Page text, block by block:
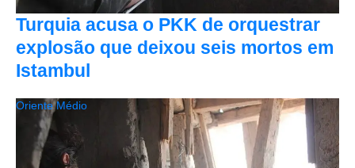
Turquia acusa o PKK de orquestrar
explosão que deixou seis mortos em
Istambul
Oriente Médio